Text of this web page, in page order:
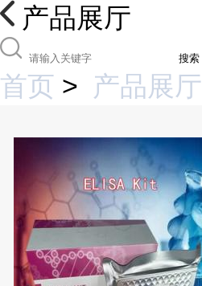
产品展厅
搜索
首页 > 产品展厅